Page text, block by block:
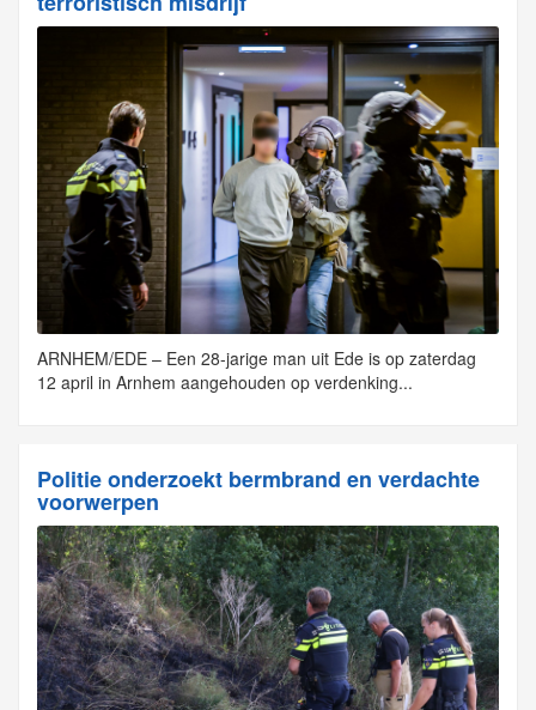
ARNHEM/EDE – Een 28-jarige man uit Ede is op zaterdag
12 april in Arnhem aangehouden op verdenking...
Politie onderzoekt bermbrand en verdachte
voorwerpen